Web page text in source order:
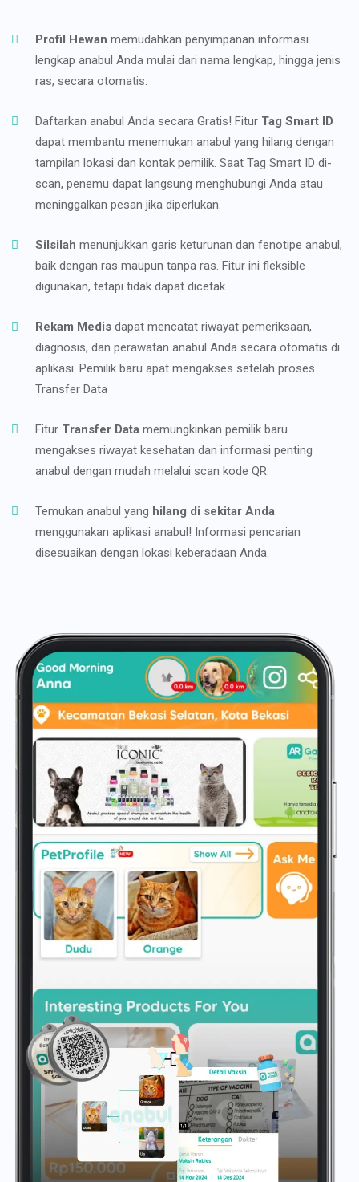
Profil Hewan memudahkan penyimpanan informasi
lengkap anabul Anda mulai dari nama lengkap, hingga jenis
ras, secara otomatis.
Daftarkan anabul Anda secara Gratis! Fitur Tag Smart ID
dapat membantu menemukan anabul yang hilang dengan
tampilan lokasi dan kontak pemilik. Saat Tag Smart ID di-
scan, penemu dapat langsung menghubungi Anda atau
meninggalkan pesan jika diperlukan.
Silsilah menunjukkan garis keturunan dan fenotipe anabul,
baik dengan ras maupun tanpa ras. Fitur ini fleksible
digunakan, tetapi tidak dapat dicetak.
Rekam Medis dapat mencatat riwayat pemeriksaan,
diagnosis, dan perawatan anabul Anda secara otomatis di
aplikasi. Pemilik baru apat mengakses setelah proses
Transfer Data
Fitur Transfer Data memungkinkan pemilik baru
mengakses riwayat kesehatan dan informasi penting
anabul dengan mudah melalui scan kode QR.
Temukan anabul yang hilang di sekitar Anda
menggunakan aplikasi anabul! Informasi pencarian
disesuaikan dengan lokasi keberadaan Anda.